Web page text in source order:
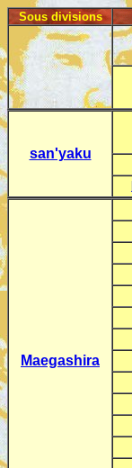
Sous divisions
san'yaku
Maegashira